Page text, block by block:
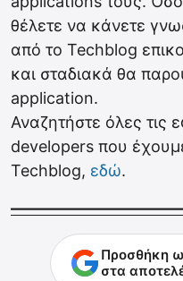
θέλετε να κάνετε
από το Techblog
και σταδιακά θα
application.
Αναζητήστε όλες
developers που
Techblog, εδώ.
Προσθήκη
στα